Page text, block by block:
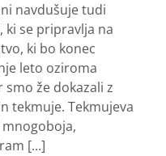
navdušuje tudi
ki se pripravlja na
ki bo konec
leto oziroma
že dokazali z
tekmuje. Tekmujeva
[...]